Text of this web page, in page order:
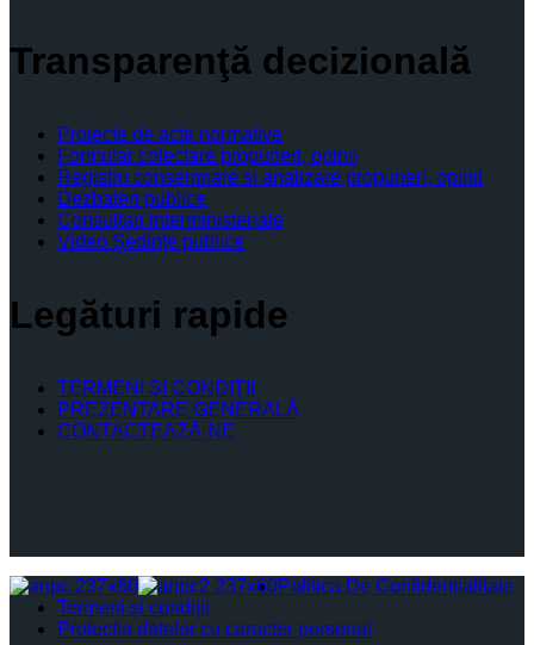
Transparenţă decizională
Proiecte de acte normative
Formular colectare propuneri, opinii
Registru consemnare si analizare propuneri, opinii
Dezbateri publice
Consultari interministeriale
Video Şedinţe publice
Legături rapide
TERMENI ŞI CONDIŢII
PREZENTARE GENERALĂ
CONTACTEAZĂ-NE
Politica De Confidențialitate
Termeni și condiții
Protectia datelor cu caracter personal